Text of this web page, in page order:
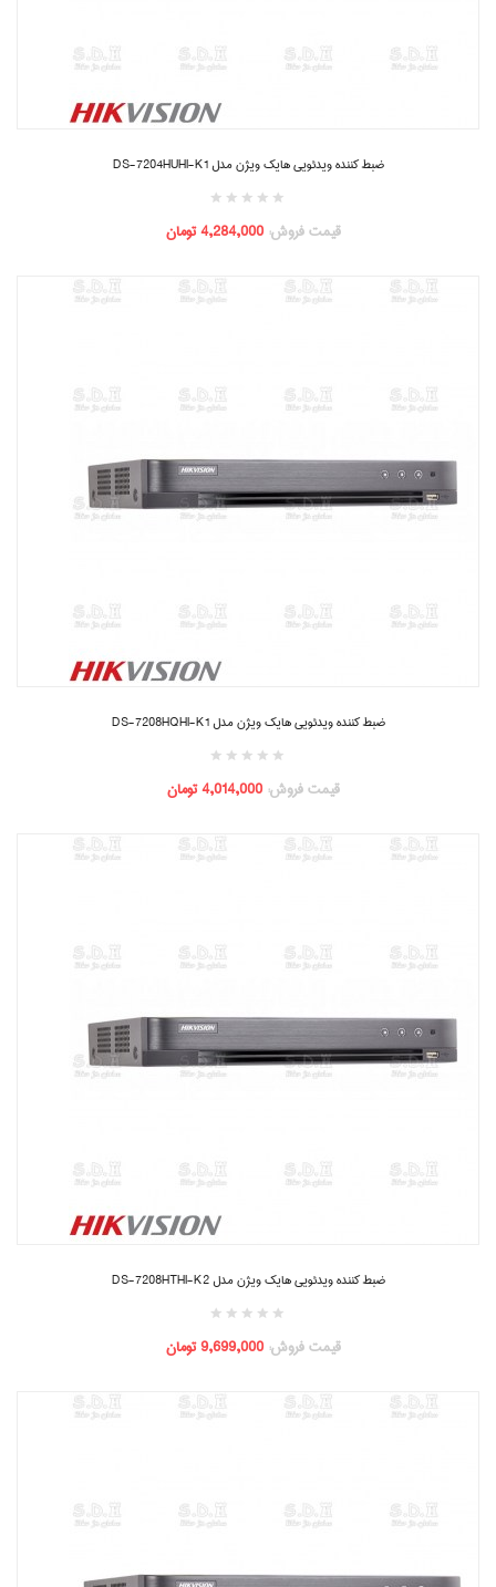
ضبط کننده ویدئویی هایک ویژن مدل DS-7204HUHI-K1
قیمت فروش: 4,284,000 تومان
ضبط کننده ویدئویی هایک ویژن مدل DS-7208HQHI-K1
قیمت فروش: 4,014,000 تومان
ضبط کننده ویدئویی هایک ویژن مدل DS-7208HTHI-K2
قیمت فروش: 9,699,000 تومان